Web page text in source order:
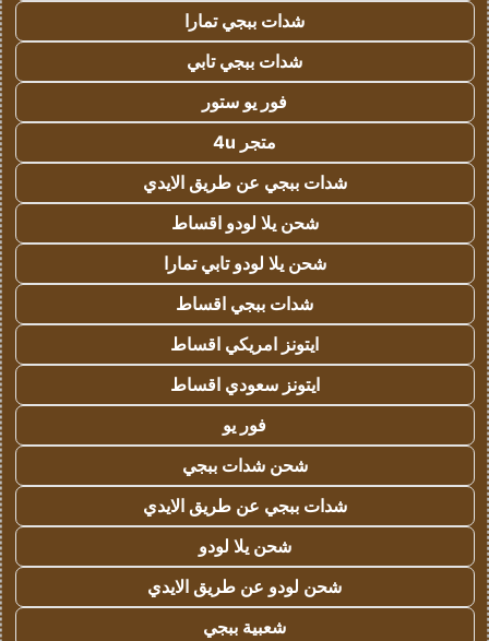
شدات ببجي تمارا
شدات ببجي تابي
فور يو ستور
متجر 4u
شدات ببجي عن طريق الايدي
شحن يلا لودو اقساط
شحن يلا لودو تابي تمارا
شدات ببجي اقساط
ايتونز امريكي اقساط
ايتونز سعودي اقساط
فور يو
شحن شدات ببجي
شدات ببجي عن طريق الايدي
شحن يلا لودو
شحن لودو عن طريق الايدي
شعبية ببجي